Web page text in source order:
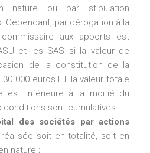
nature ou par stipulation
Cependant, par dérogation à la
commissaire aux apports est
et les SAS si la valeur de
de la constitution de la
000 euros ET la valeur totale
est inférieure à la moitié du
conditions sont cumulatives.
des sociétés par actions
réalisée soit en totalité, soit en
nature ;